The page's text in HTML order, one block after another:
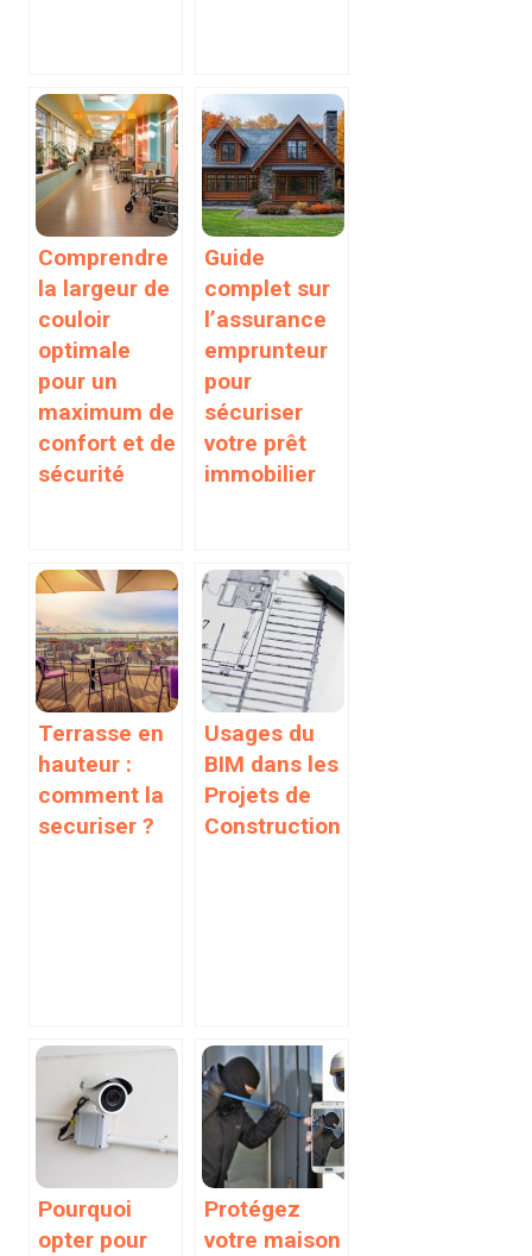
Comprendre
la largeur de
couloir
optimale
pour un
maximum de
confort et de
sécurité
Guide
complet sur
l’assurance
emprunteur
pour
sécuriser
votre prêt
immobilier
Terrasse en
hauteur :
comment la
securiser ?
Usages du
BIM dans les
Projets de
Construction
Pourquoi
opter pour
Protégez
votre maison